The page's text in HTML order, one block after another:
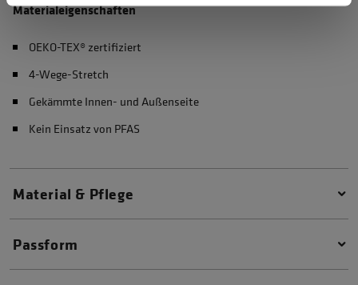
Materialeigenschaften
OEKO-TEX® zertifiziert
4-Wege-Stretch
Gekämmte Innen- und Außenseite
Kein Einsatz von PFAS
Material & Pflege
Passform